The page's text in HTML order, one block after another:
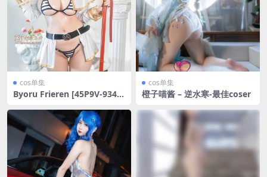
cos单集
Byoru Frieren [45P9V-934M
cos单集
橙子喵酱 – 逆水寒-最佳coser